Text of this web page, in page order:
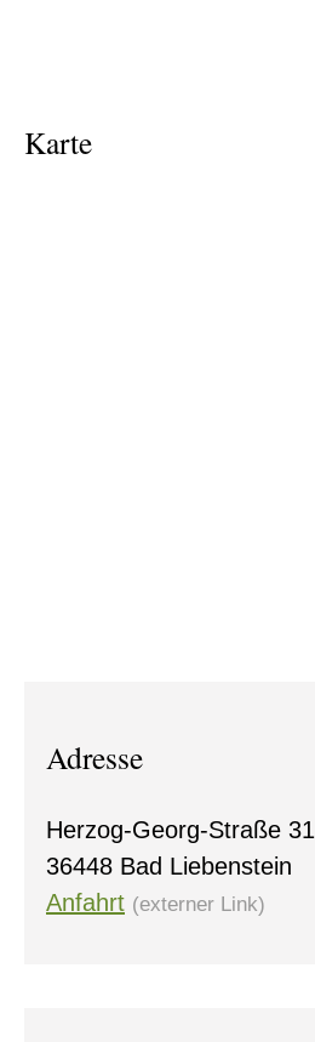
Karte
Adresse
Herzog-Georg-Straße 31
36448 Bad Liebenstein
Anfahrt (externer Link)